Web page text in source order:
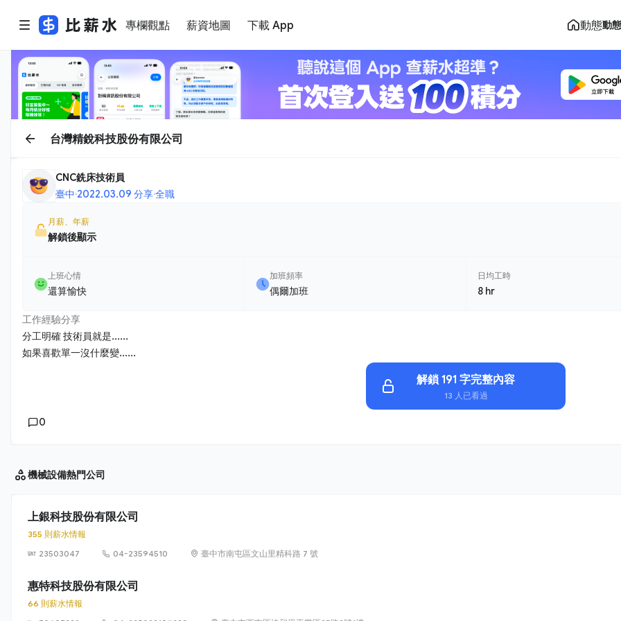
專欄觀點 薪資地圖 下載 App 動態動態
台灣精銳科技股份有限公司
CNC銑床技術員
臺中·2022.03.09 分享·全職
月薪、年薪
解鎖後顯示
上班心情
還算愉快
加班頻率
偶爾加班
日均工時
8 hr
工作經驗分享
分工明確 技術員就是......
如果喜歡單一沒什麼變......
解鎖 191 字完整內容
13 人已看過
0
機械設備熱門公司
上銀科技股份有限公司
355 則薪水情報
23503047
04-23594510 臺中市南屯區文山里精科路 7 號
惠特科技股份有限公司
66 則薪水情報